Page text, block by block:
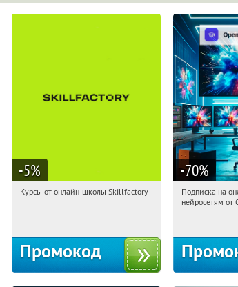
-5%
04:01:36
Получи первым!
Курсы от онлайн-школы Skillfactory
Промокод
-70%
04:01:36
Подписка на
нейросетям от